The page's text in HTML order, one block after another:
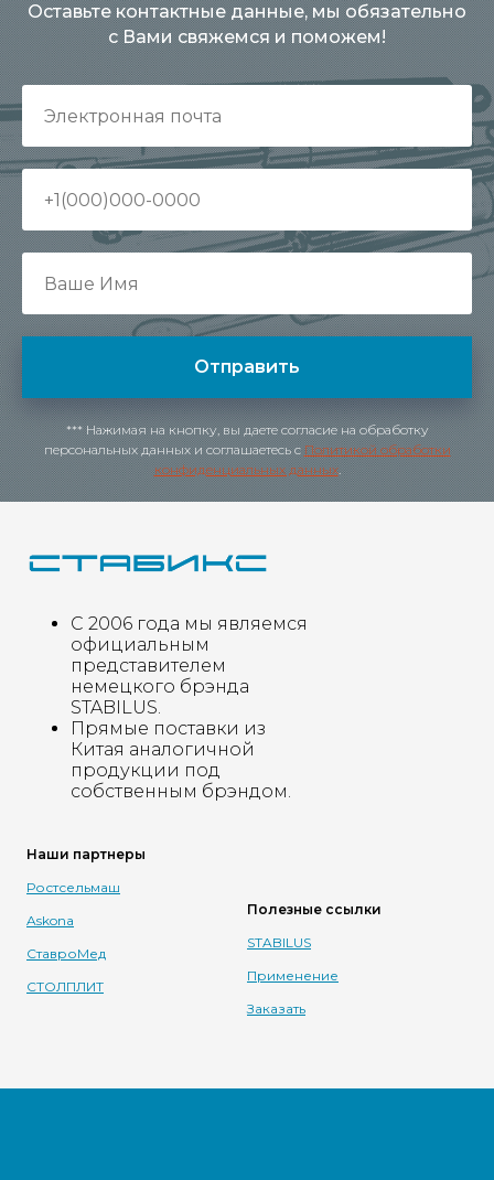
Оставьте контактные данные, мы обязательно
с Вами свяжемся и поможем!
Отправить
*** Нажимая на кнопку, вы даете согласие на обработку
персональных данных и соглашаетесь c Политикой обработки
конфиденциальных данных.
С 2006 года мы являемся
официальным
представителем
немецкого брэнда
STABILUS.
Прямые поставки из
Китая аналогичной
продукции под
собственным брэндом.
Наши партнеры
Ростсельмаш
Askona
СтавроМед
СТОЛПЛИТ
Полезные ссылки
STABILUS
Применение
Заказать